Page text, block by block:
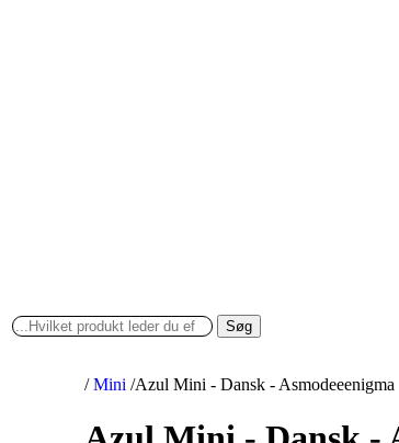
Søg
/ Mini /Azul Mini - Dansk - Asmodeeenigma